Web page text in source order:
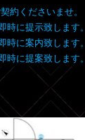
約くださいませ。
時に提示致します。
時に案内致します。
時に提案致します。